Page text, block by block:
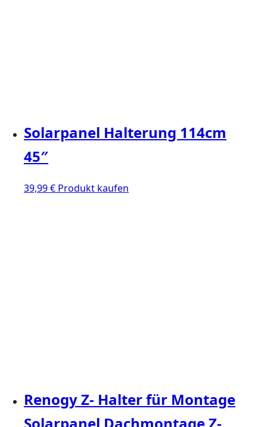
Solarpanel Halterung 114cm
45″
39,99€ Produkt kaufen
Renogy Z- Halter für Montage
Solarpanel Dachmontage Z-